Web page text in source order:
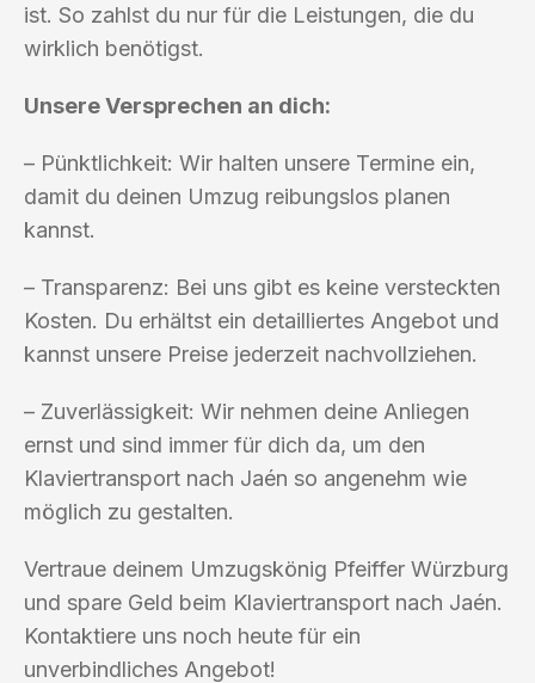
ist. So zahlst du nur für die Leistungen, die du
wirklich benötigst.
Unsere Versprechen an dich:
– Pünktlichkeit: Wir halten unsere Termine ein,
damit du deinen Umzug reibungslos planen
kannst.
– Transparenz: Bei uns gibt es keine versteckten
Kosten. Du erhältst ein detailliertes Angebot und
kannst unsere Preise jederzeit nachvollziehen.
– Zuverlässigkeit: Wir nehmen deine Anliegen
ernst und sind immer für dich da, um den
Klaviertransport nach Jaén so angenehm wie
möglich zu gestalten.
Vertraue deinem Umzugskönig Pfeiffer Würzburg
und spare Geld beim Klaviertransport nach Jaén.
Kontaktiere uns noch heute für ein
unverbindliches Angebot!